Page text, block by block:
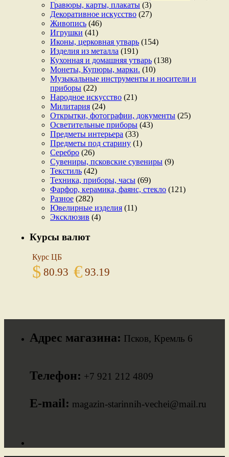
Гравюры, карты, плакаты (3)
Декоративное искусство (27)
Живопись (46)
Игрушки (41)
Иконы, церковная утварь (154)
Изделия из металла (191)
Кухонная и домашняя утварь (138)
Монеты, Купюры, марки. (10)
Музыкальные инструменты и носители и
приборы (22)
Народное искусство (21)
Милитария (24)
Открытки, фотографии, документы (25)
Осветительные приборы (43)
Предметы интерьера (33)
Предметы под старину (1)
Серебро (26)
Сувениры, псковские сувениры (9)
Текстиль (42)
Техника, приборы, часы (69)
Фарфор, керамика, фаянс, стекло (121)
Разное (282)
Ювелирные изделия (11)
Эксклюзив (4)
Курсы валют
Курс ЦБ
$ 80.93 € 93.19
Адрес магазина: Псков, Кремль 6
Телефон: +7 921 212 4809
E-mail: magazin-starinnih-vechei@mail.ru